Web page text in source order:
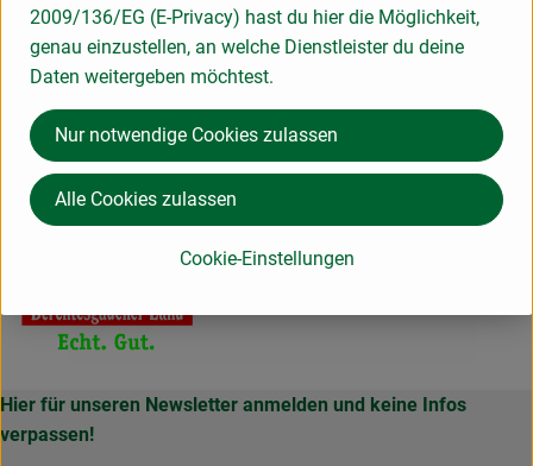
D 83451 Piding
Kontrollnummer D-BY-M-037-20037-B
(Daten von Ecoinform)
Berchtesgadener Land Bio
Hier für unseren Newsletter anmelden und keine Infos
verpassen!
2009/136/EG (E-Privacy) hast du hier die Möglichkeit,
genau einzustellen, an welche Dienstleister du deine
Daten weitergeben möchtest.
Cookie-Einstellungen
Nur notwendige Cookies zulassen
Alle Cookies zulassen